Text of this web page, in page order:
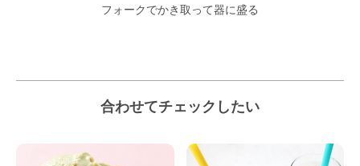
フォークでかき取って器に盛る
合わせてチェックしたい